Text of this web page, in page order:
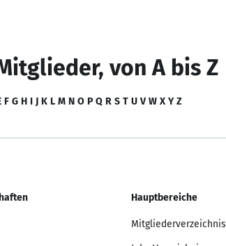
von A bis Z
F G H I J K L M N O P Q R S T U V W X Y Z
Hauptbereiche
Mitgliederverzeichnis